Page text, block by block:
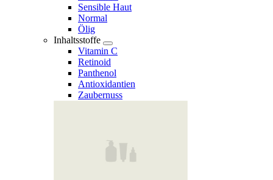
Sensible Haut
Normal
Ölig
Inhaltsstoffe
Vitamin C
Retinoid
Panthenol
Antioxidantien
Zaubernuss